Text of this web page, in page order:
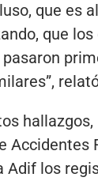
que es
que
Accidentes
Adif los